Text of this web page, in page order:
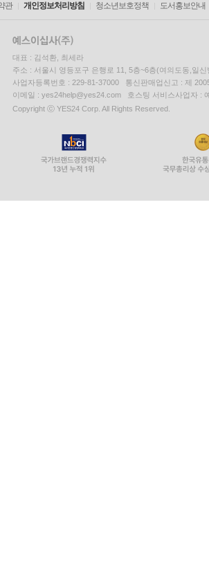
관 개인정보처리방침 청소년보호정책 도서홍보안내
대표 : 김석환, 최세라
주소 : 서울시 영등포구 은행로 11, 5층~6층(여의도동,일신
사업자등록번호 : 229-81-37000 통신판매업신고 : 제
이메일 : yes24help@yes24.com 호스팅 서비스사업자 :
Copyright ⓒ YES24 Corp. All Rights Reserved.